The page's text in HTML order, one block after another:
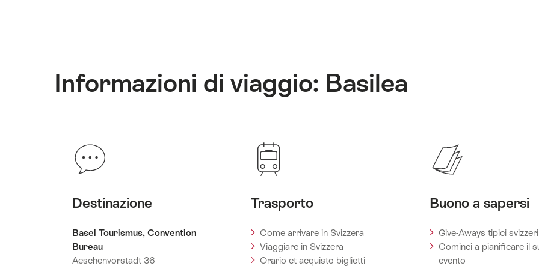
Informazioni di viaggio: Basilea
Destinazione
Basel Tourismus, Convention
Bureau
Aeschenvorstadt 36
Trasporto
Come arrivare in Svizzera
Viaggiare in Svizzera
Orario et acquisto biglietti
Buono a sapersi
Give-Aways tipici svizzeri
Cominci a pianificare il
evento